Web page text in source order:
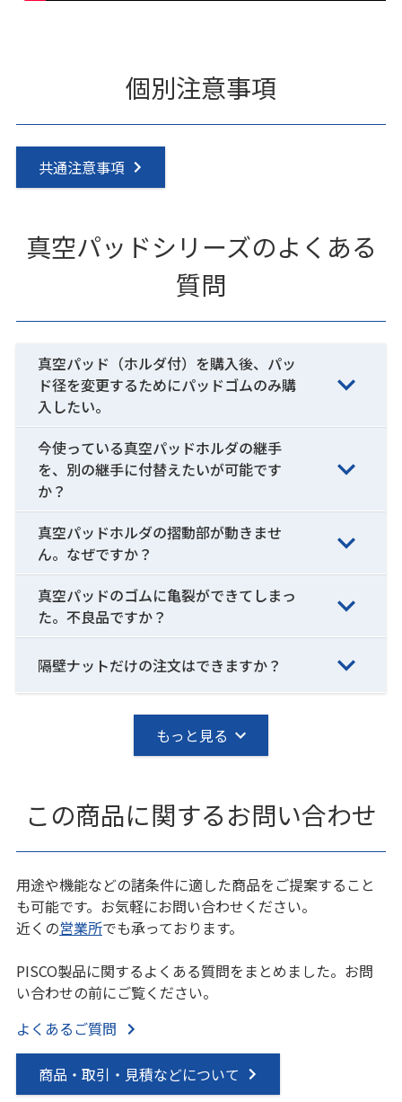
個別注意事項
共通注意事項
真空パッドシリーズのよくある
質問
真空パッド（ホルダ付）を購入後、パッ
ド径を変更するためにパッドゴムのみ購
入したい。
今使っている真空パッドホルダの継手
を、別の継手に付替えたいが可能です
か？
真空パッドホルダの摺動部が動きませ
ん。なぜですか？
真空パッドのゴムに亀裂ができてしまっ
た。不良品ですか？
隔壁ナットだけの注文はできますか？
もっと見る
この商品に関するお問い合わせ
用途や機能などの諸条件に適した商品をご提案すること
も可能です。お気軽にお問い合わせください。
近くの営業所でも承っております。
PISCO製品に関するよくある質問をまとめました。お問
い合わせの前にご覧ください。
よくあるご質問
商品・取引・見積などについて